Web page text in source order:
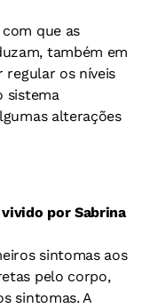
que as
também em
regular os níveis
sistema
alterações
por Sabrina
sintomas aos
pelo corpo,
sintomas. A